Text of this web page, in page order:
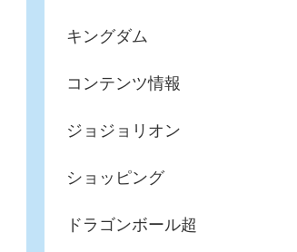
キングダム
コンテンツ情報
ジョジョリオン
ショッピング
ドラゴンボール超